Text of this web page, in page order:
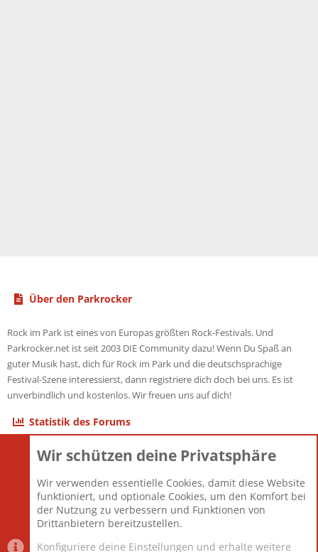
Über den Parkrocker
Rock im Park ist eines von Europas größten Rock-Festivals. Und
Parkrocker.net ist seit 2003 DIE Community dazu! Wenn Du Spaß an
guter Musik hast, dich für Rock im Park und die deutschsprachige
Festival-Szene interessierst, dann registriere dich doch bei uns. Es ist
unverbindlich und kostenlos. Wir freuen uns auf dich!
Statistik des Forums
Themen
Mitglieder
12.426
Neuestes Mitglied
nabulamisika
Wir schützen deine Privatsphäre
Wir verwenden essentielle Cookies, damit diese Website
funktioniert, und optionale Cookies, um den Komfort bei
der Nutzung zu verbessern und Funktionen von
Drittanbietern bereitzustellen.
Konfiguriere deine Einstellungen und erhalte weitere